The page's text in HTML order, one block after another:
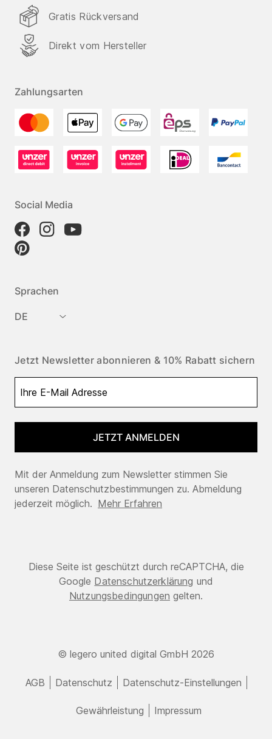
Gratis Rückversand
Direkt vom Hersteller
Zahlungsarten
Social Media
Sprachen
DE
Jetzt Newsletter abonnieren & 10% Rabatt sichern
JETZT ANMELDEN
Mit der Anmeldung zum Newsletter stimmen Sie
unseren Datenschutzbestimmungen zu. Abmeldung
jederzeit möglich. Mehr Erfahren
© legero united digital GmbH 2026
AGB Datenschutz Datenschutz-Einstellungen
Gewährleistung Impressum
Diese Seite ist geschützt durch reCAPTCHA, die
Google Datenschutzerklärung und
Nutzungsbedingungen gelten.